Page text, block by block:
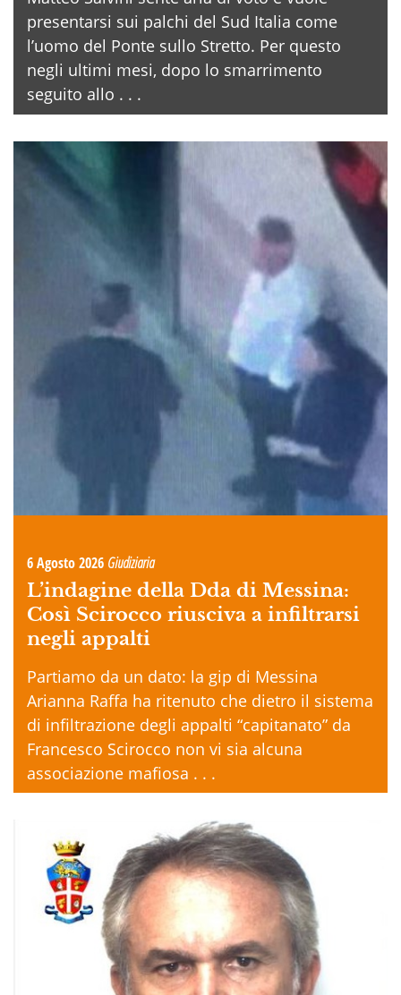
presentarsi sui palchi del Sud Italia come
l’uomo del Ponte sullo Stretto. Per questo
negli ultimi mesi, dopo lo smarrimento
seguito allo . . .
6 Agosto 2026 Giudiziaria
L’indagine della Dda di Messina:
Così Scirocco riusciva a infiltrarsi
negli appalti
Partiamo da un dato: la gip di Messina
Arianna Raffa ha ritenuto che dietro il sistema
di infiltrazione degli appalti “capitanato” da
Francesco Scirocco non vi sia alcuna
associazione mafiosa . . .